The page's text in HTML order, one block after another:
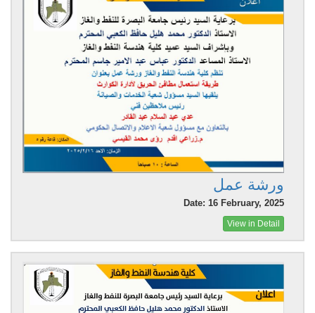
ورشة عمل
Date: 16 February, 2025
View in Detail